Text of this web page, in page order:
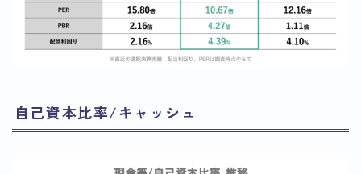
自己資本比率/キャッシュ